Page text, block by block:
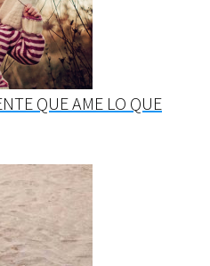
QUE AME LO QUE